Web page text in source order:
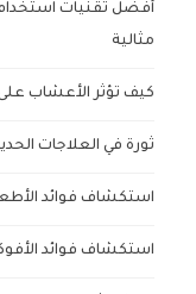
أفضل تقنيات
مثالية
كيف تؤثر الأعشاب على
ثورة في العلاجات
استكشاف فوائد
استكشاف فوائد